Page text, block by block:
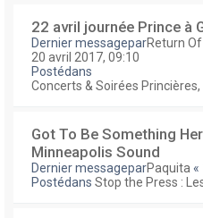
22 avril journée Prince à
Dernier messageparReturn
20 avril 2017, 09:10
Postédans
Concerts & Soirées
Got To Be Something
Minneapolis Sound
Dernier messageparPaquita «
Postédans Stop the Press :